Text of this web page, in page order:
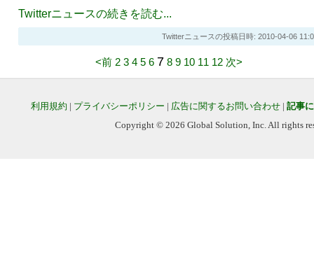
Twitterニュースの続きを読む...
Twitterニュースの投稿日時: 2010-04-06
<前 2 3 4 5 6 7 8 9 10 11 12 次>
利用規約 | プライバシーポリシー | 広告に関するお問い合わせ | 記事
Copyright © 2026 Global Solution, Inc. All rights